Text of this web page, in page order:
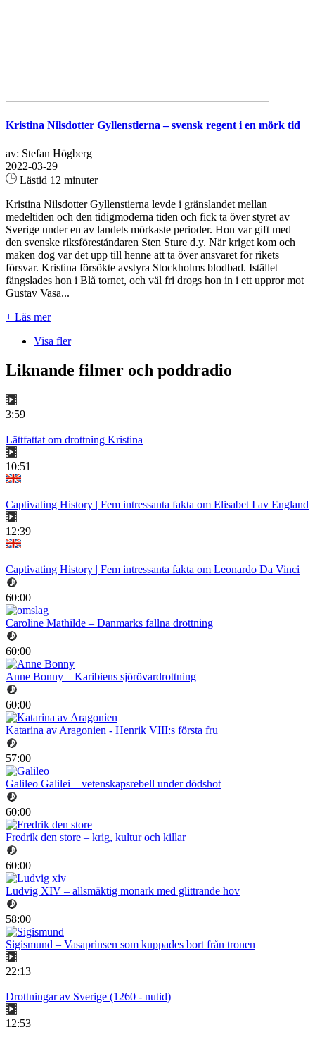
Kristina Nilsdotter Gyllenstierna – svensk regent i en mörk tid
av: Stefan Högberg
2022-03-29
Lästid 12 minuter
Kristina Nilsdotter Gyllenstierna levde i gränslandet mellan
medeltiden och den tidigmoderna tiden och fick ta över styret av
Sverige under en av landets mörkaste perioder. Hon var gift med
den svenske riksföreståndaren Sten Sture d.y. När kriget kom och
maken dog var det upp till henne att ta över ansvaret för rikets
försvar. Kristina försökte avstyra Stockholms blodbad. Istället
fängslades hon i Blå tornet, och väl fri drogs hon in i ett uppror mot
Gustav Vasa...
+ Läs mer
Visa fler
Liknande filmer och poddradio
3:59
Lättfattat om drottning Kristina
10:51
Captivating History | Fem intressanta fakta om Elisabet I av England
12:39
Captivating History | Fem intressanta fakta om Leonardo Da Vinci
60:00
Caroline Mathilde – Danmarks fallna drottning
60:00
Anne Bonny – Karibiens sjörövardrottning
60:00
Katarina av Aragonien - Henrik VIII:s första fru
57:00
Galileo Galilei – vetenskapsrebell under dödshot
60:00
Fredrik den store – krig, kultur och killar
60:00
Ludvig XIV – allsmäktig monark med glittrande hov
58:00
Sigismund – Vasaprinsen som kuppades bort från tronen
22:13
Drottningar av Sverige (1260 - nutid)
12:53